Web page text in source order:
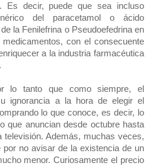
Es decir, puede que sea incluso
del paracetamol o ácido
la Fenilefrina o Pseudoefedrina en
con el consecuente
a la industria farmacéutica
lo tanto que como siempre, el
ignorancia a la hora de elegir el
lo que conoce, es decir, lo
que anuncian desde octubre hasta
televisión. Además, muchas veces,
no avisar de la existencia de un
menor. Curiosamente el precio